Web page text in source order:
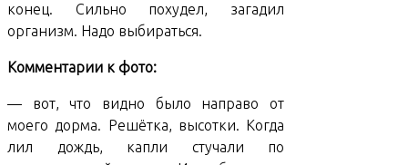
конец. Сильно похудел, загадил
организм. Надо выбираться.
Комментарии к фото:
— вот, что видно было направо от
моего дорма. Решётка, высотки. Когда
лил дождь, капли стучали по